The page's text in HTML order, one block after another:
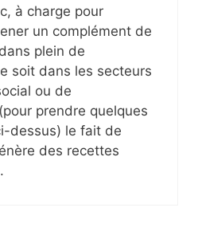
à charge pour
un complément de
plein de
soit dans les secteurs
ou de
prendre quelques
dessus) le fait de
des recettes